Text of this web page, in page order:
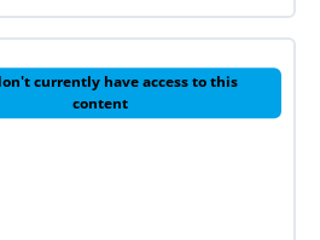
– 마블 딜 vs 알렉시온 딜
currently have access to this
content